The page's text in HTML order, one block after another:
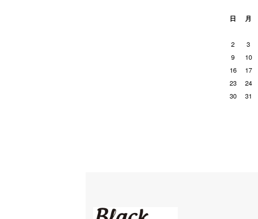
日 月
2
3
9
10
16
17
23
24
30
31